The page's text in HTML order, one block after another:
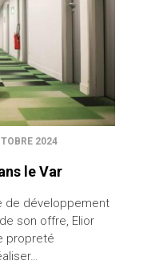
2024
le Var
de développement
son offre, Elior
propreté